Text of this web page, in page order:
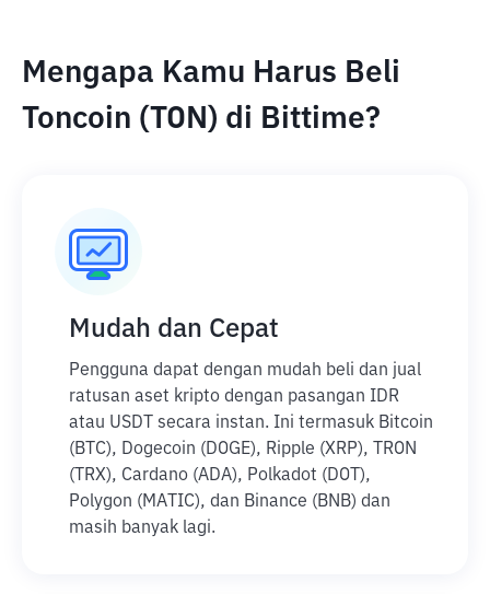
Mengapa Kamu Harus Beli
Toncoin (TON) di Bittime?
Mudah dan Cepat
Pengguna dapat dengan mudah beli dan jual
ratusan aset kripto dengan pasangan IDR
atau USDT secara instan. Ini termasuk Bitcoin
(BTC), Dogecoin (DOGE), Ripple (XRP), TRON
(TRX), Cardano (ADA), Polkadot (DOT),
Polygon (MATIC), dan Binance (BNB) dan
masih banyak lagi.